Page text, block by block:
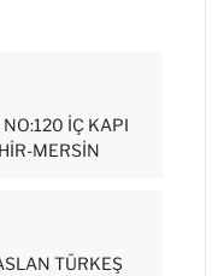
NO:120 İÇ KAPI
MERSIN
TÜRKEŞ